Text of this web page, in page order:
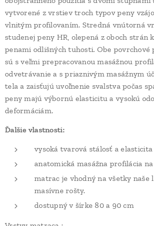
vytvorené z vrstiev troch typov peny
vlnitým profilovaním. Stredná vnútorná
studenej peny HR, olepená z oboch strán
penami odlišných tuhosti. Obe povrchové
sú s veľmi prepracovanou masážnou
odvetrávanie a s priaznivým masážnym
tela a zaisťujú uvoľnenie svalstva počas
peny majú výbornú elasticitu a vysokú
deformáciám.
Ďalšie vlastnosti:
vysoká tvarová stálosť a
anatomická masážna profilácia
matrac je vhodný na všetky naše
masívne rošty.
dostupný v šírke 80 a 90 cm